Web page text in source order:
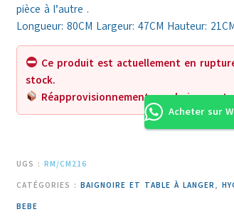
pièce à l’autre .
Longueur: 80CM Largeur: 47CM Hauteur:
Ce produit est actuellement en
stock.
Réapprovisionnement prochainement.
Acheter sur
UGS : RM/CM216
CATÉGORIES : BAIGNOIRE ET TABLE À LANGER ,
BEBE